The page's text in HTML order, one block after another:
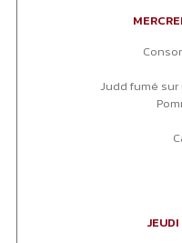
Judd fumé